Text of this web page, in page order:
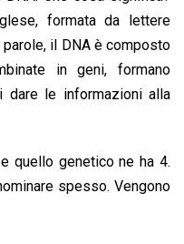
i
n
k
formata da lettere
il DNA è composto
in geni, formano
dare le informazioni alla
quello genetico ne ha 4.
spesso. Vengono